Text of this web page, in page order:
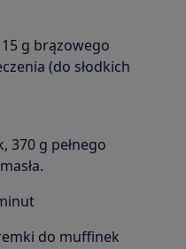
g brązowego
(do słodkich
370 g pełnego
do muffinek